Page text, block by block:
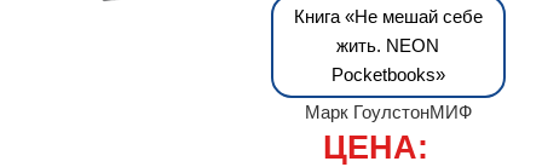
Книга «Не мешай себе
жить. NEON
Pocketbooks»
Марк ГоулстонМИФ
ЦЕНА: